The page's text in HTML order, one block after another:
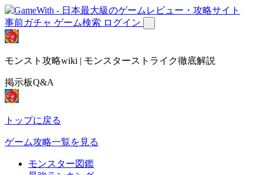
事前ガチャ ゲーム検索 ログイン
モンスト攻略wiki | モンスターストライク徹底解説
掲示板Q&A
トップに戻る
ゲーム攻略一覧を見る
モンスター図鑑